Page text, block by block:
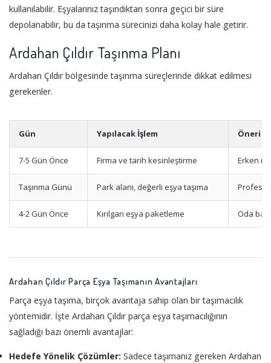
kullanılabilir. Eşyalarınız taşındıktan sonra geçici bir süre
depolanabilir, bu da taşınma sürecinizi daha kolay hale getirir.
Ardahan Çıldır Taşınma Planı
Ardahan Çıldır bölgesinde taşınma süreçlerinde dikkat edilmesi
gerekenler.
Gün Yapılacak İşlem Öneri
7-5 Gün Önce Firma ve tarih kesinleştirme Erken
Taşınma Günü Park alanı, değerli eşya taşıma
4-2 Gün Önce Kırılgan eşya paketleme Oda
Ardahan Çıldır Parça Eşya Taşımanın Avantajları
Parça eşya taşıma, birçok avantaja sahip olan bir taşımacılık
yöntemidir. İşte Ardahan Çıldır parça eşya taşımacılığının
sağladığı bazı önemli avantajlar:
Hedefe Yönelik Çözümler: Sadece taşımanız gereken Ardahan